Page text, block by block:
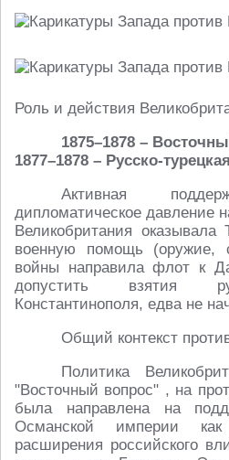
Роль и действия
1875–1878 –
1877–1878 – Русско-
Активная
дипломатическое давление
Великобритания
военную помощь (оружие,
войны направила флот к
допустить взятия
Константинополя, едва не
Общий контекст
Политика
"Восточный вопрос" , на
была направлена на
Османской империи
расширения российского